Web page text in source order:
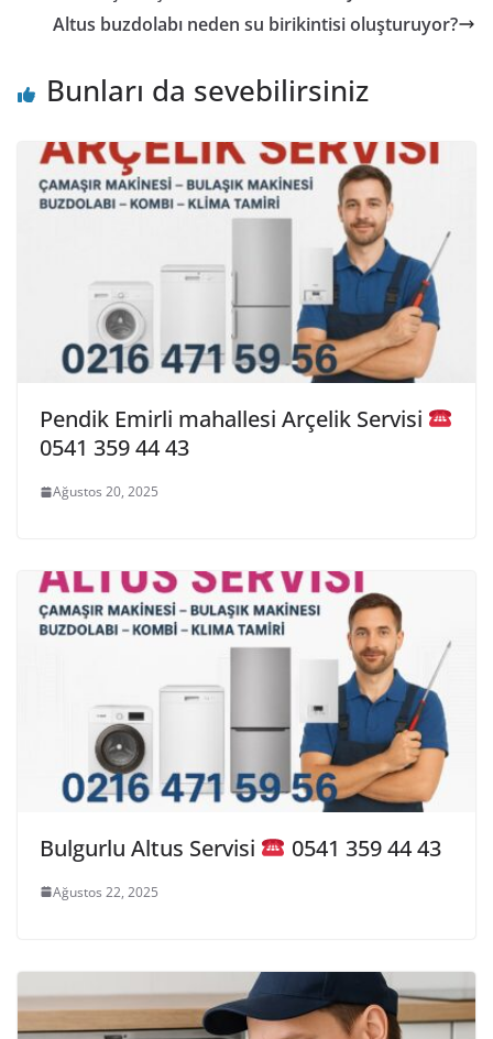
Altus buzdolabı neden su birikintisi oluşturuyor?
Bunları da sevebilirsiniz
Pendik Emirli mahallesi Arçelik Servisi
0541 359 44 43
Ağustos 20, 2025
Bulgurlu Altus Servisi 0541 359 44 43
Ağustos 22, 2025